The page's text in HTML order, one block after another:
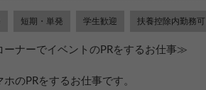
短期・単発 学生歓迎 扶養控除内勤務可
ナーでイベントのPRをするお仕事≫
のPRをするお仕事です。